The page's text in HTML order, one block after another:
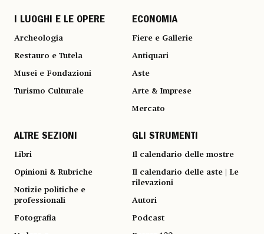
I LUOGHI E LE OPERE
Archeologia
Restauro e Tutela
Musei e Fondazioni
Turismo Culturale
ECONOMIA
Fiere e Gallerie
Antiquari
Aste
Arte & Imprese
Mercato
ALTRE SEZIONI
Libri
Opinioni & Rubriche
Notizie politiche e
professionali
Fotografia
GLI STRUMENTI
Il calendario delle mostre
Il calendario delle aste | Le
rilevazioni
Autori
Podcast